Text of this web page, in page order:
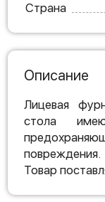
Страна
Описание
Лицевая
стола
повреждения.
Товар